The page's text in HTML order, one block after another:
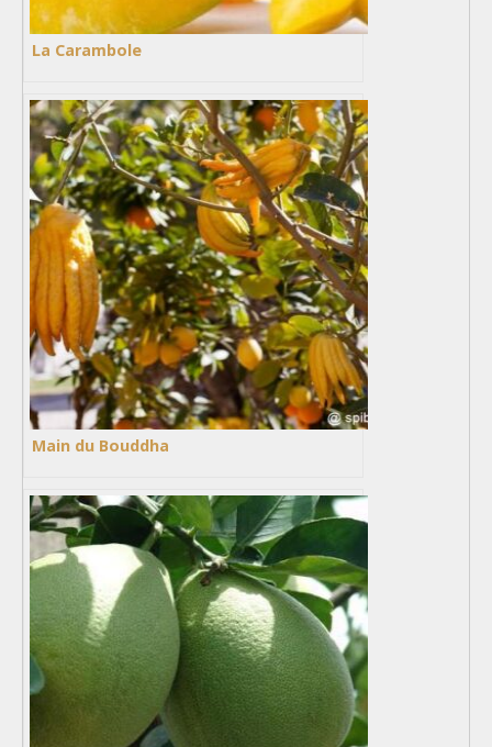
La Carambole
Main du Bouddha